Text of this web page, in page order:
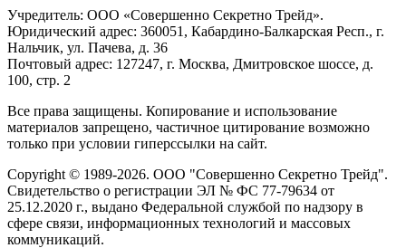
Учредитель: ООО «Совершенно Секретно Трейд».
Юридический адрес: 360051, Кабардино-Балкарская Респ., г.
Нальчик, ул. Пачева, д. 36
Почтовый адрес: 127247, г. Москва, Дмитровское шоссе, д.
100, стр. 2
Все права защищены. Копирование и использование
материалов запрещено, частичное цитирование возможно
только при условии гиперссылки на сайт.
Copyright © 1989-2026. ООО "Совершенно Секретно Трейд".
Свидетельство о регистрации ЭЛ № ФС 77-79634 от
25.12.2020 г., выдано Федеральной службой по надзору в
сфере связи, информационных технологий и массовых
коммуникаций.